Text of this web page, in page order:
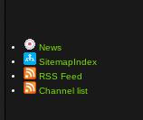
News
SitemapIndex
RSS Feed
Channel list